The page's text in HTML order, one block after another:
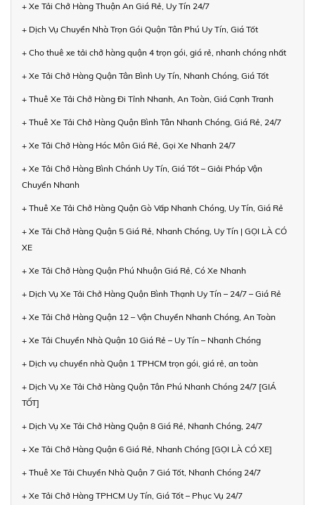
+ Xe Tải Chở Hàng Thuận An Giá Rẻ, Uy Tín 24/7
+ Dịch Vụ Chuyển Nhà Trọn Gói Quận Tân Phú Uy Tín, Giá Tốt
+ Cho thuê xe tải chở hàng quận 4 trọn gói, giá rẻ, nhanh chóng nhất
+ Xe Tải Chở Hàng Quận Tân Bình Uy Tín, Nhanh Chóng, Giá Tốt
+ Thuê Xe Tải Chở Hàng Đi Tỉnh Nhanh, An Toàn, Giá Cạnh Tranh
+ Thuê Xe Tải Chở Hàng Quận Bình Tân Nhanh Chóng, Giá Rẻ, 24/7
+ Xe Tải Chở Hàng Hóc Môn Giá Rẻ, Gọi Xe Nhanh 24/7
+ Xe Tải Chở Hàng Bình Chánh Uy Tín, Giá Tốt – Giải Pháp Vận
Chuyển Nhanh
+ Thuê Xe Tải Chở Hàng Quận Gò Vấp Nhanh Chóng, Uy Tín, Giá Rẻ
+ Xe Tải Chở Hàng Quận 5 Giá Rẻ, Nhanh Chóng, Uy Tín | GỌI LÀ CÓ
XE
+ Xe Tải Chở Hàng Quận Phú Nhuận Giá Rẻ, Có Xe Nhanh
+ Dịch Vụ Xe Tải Chở Hàng Quận Bình Thạnh Uy Tín – 24/7 – Giá Rẻ
+ Xe Tải Chở Hàng Quận 12 – Vận Chuyển Nhanh Chóng, An Toàn
+ Xe Tải Chuyển Nhà Quận 10 Giá Rẻ – Uy Tín – Nhanh Chóng
+ Dịch vụ chuyển nhà Quận 1 TPHCM trọn gói, giá rẻ, an toàn
+ Dịch Vụ Xe Tải Chở Hàng Quận Tân Phú Nhanh Chóng 24/7 [GIÁ
TỐT]
+ Dịch Vụ Xe Tải Chở Hàng Quận 8 Giá Rẻ, Nhanh Chóng, 24/7
+ Xe Tải Chở Hàng Quận 6 Giá Rẻ, Nhanh Chóng [GỌI LÀ CÓ XE]
+ Thuê Xe Tải Chuyển Nhà Quận 7 Giá Tốt, Nhanh Chóng 24/7
+ Xe Tải Chở Hàng TPHCM Uy Tín, Giá Tốt – Phục Vụ 24/7